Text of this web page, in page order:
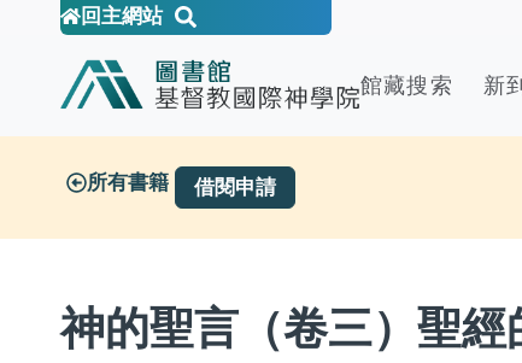
回主網站
館藏搜索 新
所有書籍 借閱申請
神的聖言（卷三）聖